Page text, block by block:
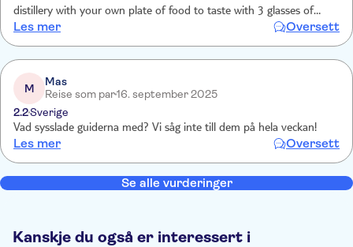
distillery with your own plate of food to taste with 3 glasses of
assorted wines. My only issue would be with the time, a little
rushed at the end to eat and finish as it was one and a half hours
in total. Such stunning scenery and seating outside was great and it
was at sunset too so cooler in the evening. Needed another hour to
sit outside watching the sunset.
Les mer Oversett
M
Mas
Reise som par16. september 2025
2.2Sverige
Vad sysslade guiderna med? Vi såg inte till dem på hela veckan!
Les mer Oversett
Se alle vurderinger
Kanskje du også er interessert i